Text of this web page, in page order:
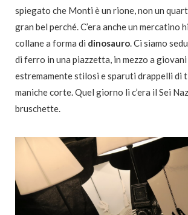
spiegato che Monti è un rione, non un
gran bel perché. C’era anche un mercatino
collane a forma di dinosauro . Ci siamo
di ferro in una piazzetta, in mezzo a
estremamente stilosi e sparuti drappelli di
maniche corte. Quel giorno lì c’era il Sei
bruschette.